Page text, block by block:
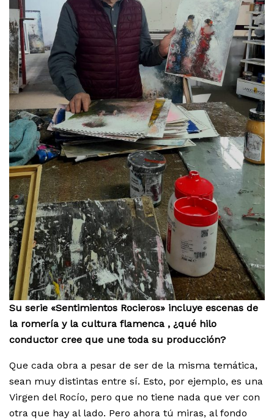
Su serie «Sentimientos Rocieros» incluye escenas de
la romería y la cultura flamenca , ¿qué hilo
conductor cree que une toda su producción?
Que cada obra a pesar de ser de la misma temática,
sean muy distintas entre sí. Esto, por ejemplo, es una
Virgen del Rocío, pero que no tiene nada que ver con
otra que hay al lado. Pero ahora tú miras, al fondo